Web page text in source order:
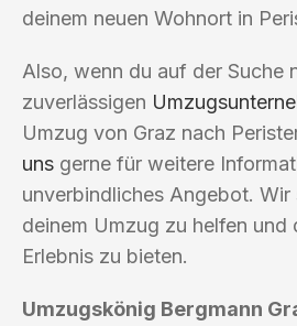
deinem neuen Wohnort in
Also, wenn du auf der Suche
zuverlässigen
Umzug von Graz nach
uns gerne für weitere
unverbindliches Angebot. Wir
deinem Umzug zu helfen und
Erlebnis zu bieten.
Umzugskönig Bergmann